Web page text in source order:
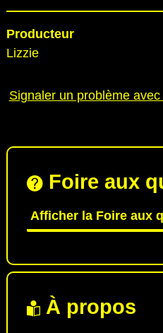
Producteur
Lizzie
Signaler un problème
Foire aux
Afficher la Foire aux
À propos